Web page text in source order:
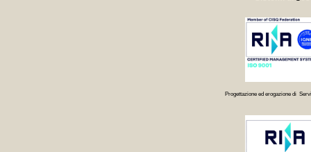
Progettazione ed erogazione di